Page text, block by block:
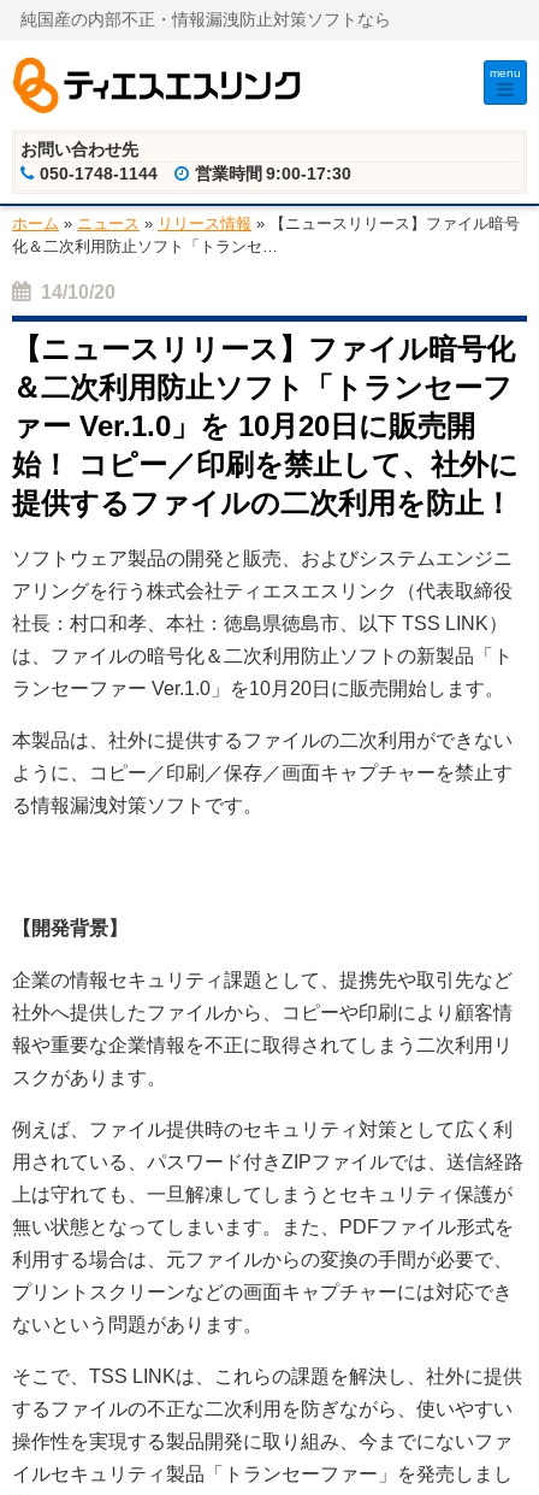
純国産の内部不正・情報漏洩防止対策ソフトなら
お問い合わせ先
050-1748-1144
営業時間 9:00-17:30
menu
ホーム » ニュース » リリース情報 »
【ニュースリリース】ファイル暗号
化＆二次利用防止ソフト「トランセ
14/10/20
【ニュースリリース】ファイル暗号化
＆二次利用防止ソフト「トランセーフ
ァー Ver.1.0」を 10月20日に販売開
始！ コピー／印刷を禁止して、社外に
提供するファイルの二次利用を防止！
ソフトウェア製品の開発と販売、およびシステムエンジニ
アリングを行う株式会社ティエスエスリンク（代表取締役
社長：村口和孝、本社：徳島県徳島市、以下 TSS LINK）
は、ファイルの暗号化＆二次利用防止ソフトの新製品「ト
ランセーファー Ver.1.0」を10月20日に販売開始します。
本製品は、社外に提供するファイルの二次利用ができない
ように、コピー／印刷／保存／画面キャプチャーを禁止す
る情報漏洩対策ソフトです。
【開発背景】
企業の情報セキュリティ課題として、提携先や取引先など
社外へ提供したファイルから、コピーや印刷により顧客情
報や重要な企業情報を不正に取得されてしまう二次利用リ
スクがあります。
例えば、ファイル提供時のセキュリティ対策として広く利
用されている、パスワード付きZIPファイルでは、送信経路
上は守れても、一旦解凍してしまうとセキュリティ保護が
無い状態となってしまいます。また、PDFファイル形式を
利用する場合は、元ファイルからの変換の手間が必要で、
プリントスクリーンなどの画面キャプチャーには対応でき
ないという問題があります。
そこで、TSS LINKは、これらの課題を解決し、社外に提供
するファイルの不正な二次利用を防ぎながら、使いやすい
操作性を実現する製品開発に取り組み、今までにないファ
イルセキュリティ製品「トランセーファー」を発売しまし